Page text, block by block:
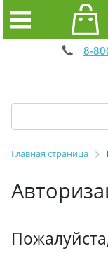
8-
Главная страница